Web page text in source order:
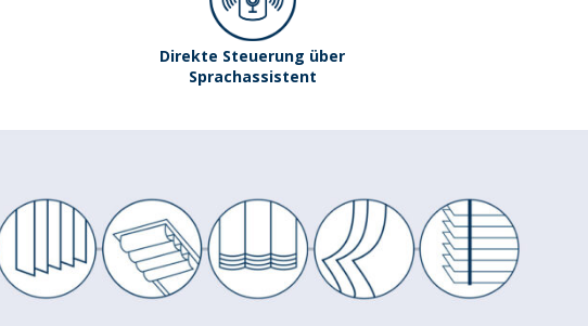
Direkte Steuerung über
Sprachassistent